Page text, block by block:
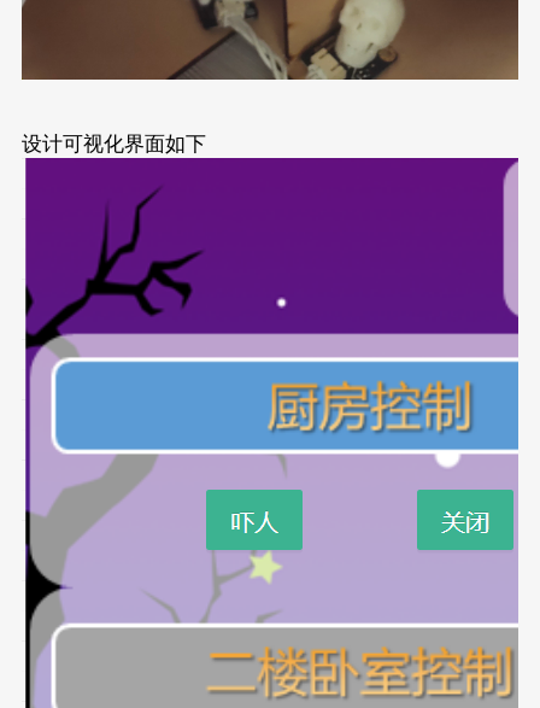
设计可视化界面如下